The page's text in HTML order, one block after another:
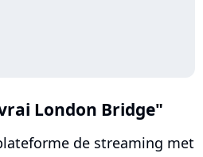
London Bridge"
de streaming met